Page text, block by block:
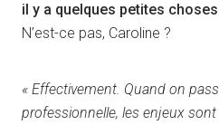
il y a quelques petites
N’est-ce pas, Caroline ?
« Effectivement. Quand on
professionnelle, les enjeux sont